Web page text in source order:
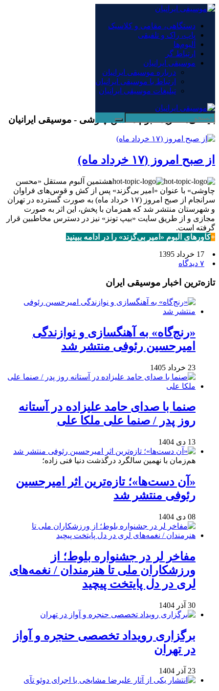
دستگاهی، مقامی و کلاسیک
پاپ، راک و تلفیقی
آلبوم‌ها
ارتباط گر
موسیقی ایرانیان
درباره موسیقی ایرانیان
ارتباط با موسیقی ایرانیان
تبلیغات موسیقی ایرانیان
×
دستگاهی، مقامی و کلاسیک
پاپ، راک و تلفیقی
آلبوم‌ها
ارتباط گر
موسیقی ایرانیان
درباره موسیقی ایرانیان
ارتباط با موسیقی ایرانیان
بایگانی‌ها خرید آلبوم محسن چاوشی - موسیقی ایرانیان
از صبح امروز (۱۷ خرداد ماه)
هشتمین آلبوم مستقل «محسن
چاوشی» با عنوان «امیر بی‌گزند» پس از کش و قوس‌های فراوان
سرانجام از صبح امروز (۱۷ خرداد ماه) به صورت گسترده در تهران
و شهرستان منتشر شد که همزمان با پخش، این اثر به صورت
مجازی و از طریق سایت «بیپ تونز» نیز در دسترس مخاطبین قرار
گرفته است.
+کاورهای آلبوم «امیر بی‌گزند» را در ادامه ببینید
17 خرداد 1395
۷ دیدگاه
تازه‌ترین اخبار موسیقی ایران
«رنج‌گاه» به آهنگسازی و نوازندگی
امیرحسین رئوفی منتشر شد
23 خرداد 1405
صنما با صدای حامد علیزاده در آستانه
روز پدر / صنما علی ملکا علی
13 دی 1404
هم‌زمان با نهمین سالگرد درگذشت دنیا فنی زاده؛
«آن دست‌ها»؛ تازه‌ترین اثر امیرحسین
رئوفی منتشر شد
08 دی 1404
مفاخر لر در جشنواره بلوط؛ از
ورزشکاران ملی تا هنرمندان / نغمه‌های
لری در دل پایتخت پیچید
30 آذر 1404
برگزاری رویداد تخصصی حنجره و آواز
در تهران
23 آذر 1404